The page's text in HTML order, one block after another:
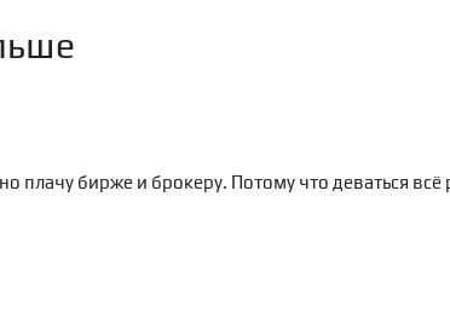
плачу бирже и брокеру. Потому что деваться